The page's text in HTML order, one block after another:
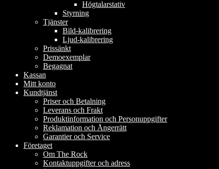
Högtalarstativ
Styrning
Tjänster
Bild-kalibrering
Ljud-kalibrering
Prissänkt
Demoexemplar
Begagnat
Kassan
Mitt konto
Kundtjänst
Priser och Betalning
Leverans och Frakt
Produktinformation och Personuppgifter
Reklamation och Ångerrätt
Garantier och Service
Företaget
Om The Rock
Kontaktuppgifter och adress